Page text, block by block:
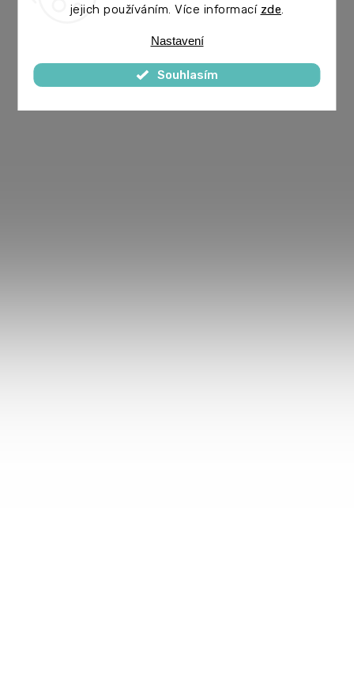
jejich používáním. Více informací zde
Nastavení
Souhlasím